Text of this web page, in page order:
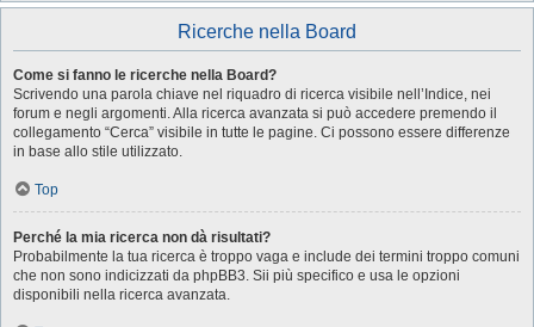
Ricerche nella Board
Come si fanno le ricerche nella Board?
Scrivendo una parola chiave nel riquadro di ricerca visibile nell’Indice, nei
forum e negli argomenti. Alla ricerca avanzata si può accedere premendo il
collegamento “Cerca” visibile in tutte le pagine. Ci possono essere differenze
in base allo stile utilizzato.
Top
Perché la mia ricerca non dà risultati?
Probabilmente la tua ricerca è troppo vaga e include dei termini troppo comuni
che non sono indicizzati da phpBB3. Sii più specifico e usa le opzioni
disponibili nella ricerca avanzata.